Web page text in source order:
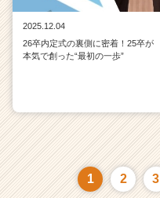
2025.12.04
26卒内定式の裏側に密着！25卒が
本気で創った“最初の一歩”
1 2 3